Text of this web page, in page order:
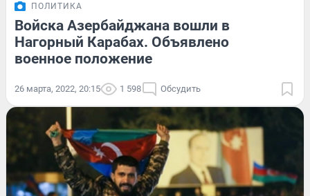
ПОЛИТИКА
Войска Азербайджана вошли в
Нагорный Карабах. Объявлено
военное положение
26 марта, 2022, 20:15 1 598 Обсудить